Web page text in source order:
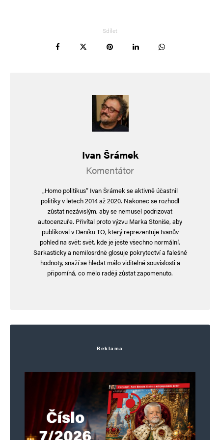
doufám že nám píšeš ukrohrdino z fronty !
19. 5. 2025 (5:24)
Konec schengenského prostoru…
fialový ukrohnus
hloubal
19. 5. 2025 (5:31)
s metastázemi v kostech, oznámila v neděli jeho
k oddělení od celku, protože takto jsme spojeni
s celkem. předpokládejme, že to je obratel je to
tomu podobné, že jakmile se oddělí, jste
odděleni od celku, řízení je pryč. Jakmile se
ztratí vedení, pak začínáte pracovat sami za
sebe. Jakmile začne buňka pracovat sama za
Odpovědět
Sdílet
Ivan Šrámek
Komentátor
„Homo politikus“ Ivan Šrámek se aktivně účastnil
politiky v letech 2014 až 2020. Nakonec se rozhodl
zůstat nezávislým, aby se nemusel podřizovat
autocenzuře. Přivítal proto výzvu Marka Stoniše, aby
publikoval v Deníku TO, který reprezentuje Ivanův
pohled na svět; svět, kde je ještě všechno normální.
Sarkasticky a nemilosrdně glosuje pokrytectví a falešné
hodnoty, snaží se hledat málo viditelné souvislosti a
připomíná, co mělo raději zůstat zapomenuto.
Reklama